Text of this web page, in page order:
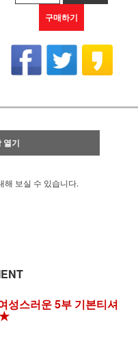
구매하기
열기
해 보실 수 있습니다.
성스러운 5부 기본티셔
★